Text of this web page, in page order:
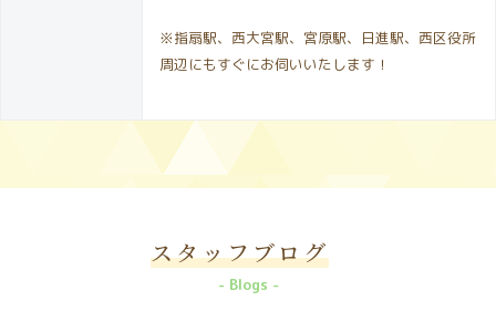
※指扇駅、西大宮駅、宮原駅、日進駅、西区役所
周辺にもすぐにお伺いいたします！
スタッフブログ
Blogs